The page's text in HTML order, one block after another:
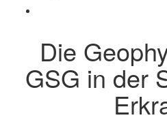
Die
GSG in der